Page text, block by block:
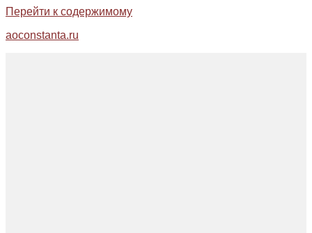
Перейти к содержимому
aoconstanta.ru